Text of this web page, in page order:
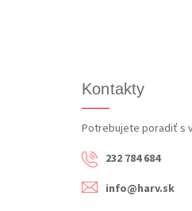
Kontakty
Potrebujete poradiť s
232 784 684
info@harv.sk